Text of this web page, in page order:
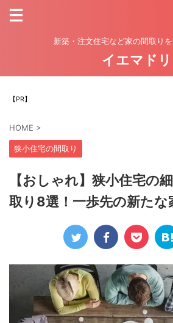
新築・注文住宅など家の間取りを
イエマドリ
【PR】
HOME >
狭小住宅の間取り
【おしゃれ】狭小住宅の
取り8選！一歩先の新たな